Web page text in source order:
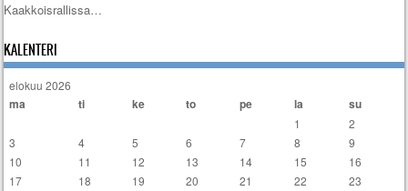
Artikkelien selaus
Kaakkoisrallissa…
KALENTERI
elokuu 2026
ma ti ke to pe la su
1
2
3
4 5 6 7 8
9
10
11 12 13 14 15
16
17
18 19 20 21 22
23